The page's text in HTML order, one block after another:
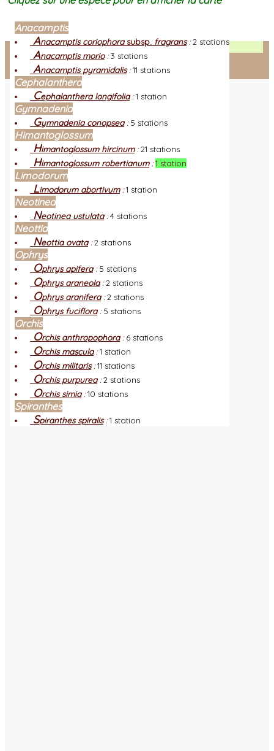
Facebook
Connexion adhérent
Anacamptis
Anacamptis coriophorasubsp. fragrans:2 stations
Anacamptis morio:3 stations
Anacamptis pyramidalis:11 stations
Cephalanthera
Cephalanthera longifolia:1 station
Gymnadenia
Gymnadenia conopsea:5 stations
Himantoglossum
Himantoglossum hircinum:21 stations
Himantoglossum robertianum:1 station
Limodorum
Limodorum abortivum:1 station
Neotinea
Neotinea ustulata:4 stations
Neottia
Neottia ovata:2 stations
Ophrys
Ophrys apifera:5 stations
Ophrys araneola:2 stations
Ophrys aranifera:2 stations
Ophrys fuciflora:5 stations
Orchis
Orchis anthropophora:6 stations
Orchis mascula:1 station
Orchis militaris:11 stations
Orchis purpurea:2 stations
Orchis simia:10 stations
Spiranthes
Spiranthes spiralis:1 station